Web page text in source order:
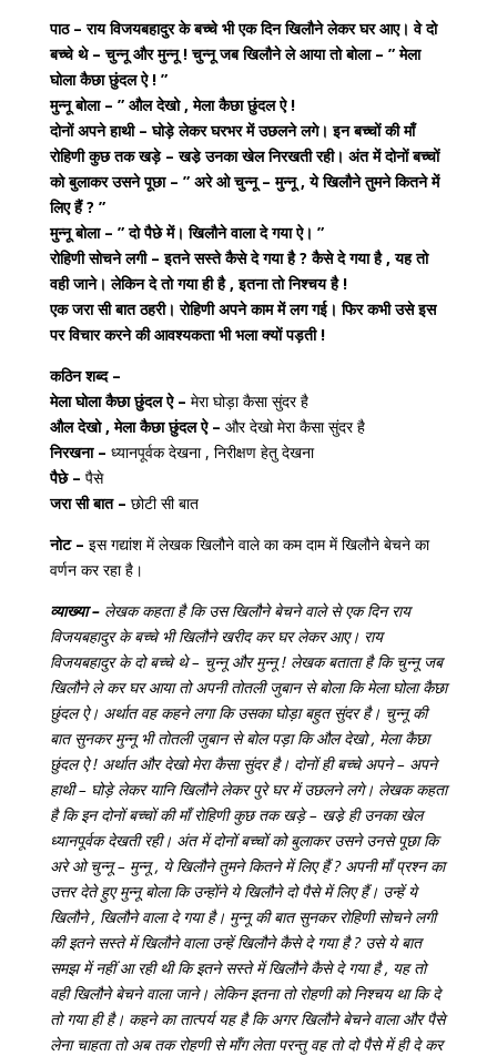
पाठ –राय विजयबहादुर के बच्चे भी एक दिन खिलौने लेकर घर आए। वे दो
बच्चे थे – चुन्नू और मुन्नू ! चुन्नू जब खिलौने ले आया तो बोला – ” मेला
घोला कैछा छुंदल ऐ ! ”
मुन्नू बोला – ” औल देखो , मेला कैछा छुंदल ऐ !
दोनों अपने हाथी – घोड़े लेकर घरभर में उछलने लगे। इन बच्चों की माँ
रोहिणी कुछ तक खड़े – खडे़ उनका खेल निरखती रही। अंत में दोनों बच्चों
को बुलाकर उसने पूछा – ” अरे ओ चुन्नू – मुन्नू , ये खिलौने तुमने कितने में
लिए हैं ? ”
मुन्नू बोला – ” दो पैछे में। खिलौने वाला दे गया ऐ। ”
रोहिणी सोचने लगी – इतने सस्ते कैसे दे गया है ? कैसे दे गया है , यह तो
वही जाने। लेकिन दे तो गया ही है , इतना तो निश्चय है !
एक जरा सी बात ठहरी। रोहिणी अपने काम में लग गई। फिर कभी उसे इस
पर विचार करने की आवश्यकता भी भला क्यों पड़ती !
कठिन शब्द –
मेला घोला कैछा छुंदल ऐ – मेरा घोड़ा कैसा सुंदर है
औल देखो , मेला कैछा छुंदल ऐ – और देखो मेरा कैसा सुंदर है
निरखना – ध्यानपूर्वक देखना , निरीक्षण हेतु देखना
पैछे – पैसे
जरा सी बात – छोटी सी बात
नोट – इस गद्यांश में लेखक खिलौने वाले का कम दाम में खिलौने बेचने का
वर्णन कर रहा है।
व्याख्या –लेखक कहता है कि उस खिलौने बेचने वाले से एक दिन राय
विजयबहादुर के बच्चे भी खिलौने खरीद कर घर लेकर आए। राय
विजयबहादुर के दो बच्चे थे – चुन्नू और मुन्नू ! लेखक बताता है कि चुन्नू जब
खिलौने ले कर घर आया तो अपनी तोतली जुबान से बोला कि मेला घोला कैछा
छुंदल ऐ। अर्थात वह कहने लगा कि उसका घोड़ा बहुत सुंदर है। चुन्नू की
बात सुनकर मुन्नू भी तोतली जुबान से बोल पड़ा कि औल देखो , मेला कैछा
छुंदल ऐ ! अर्थात और देखो मेरा कैसा सुंदर है। दोनों ही बच्चे अपने – अपने
हाथी – घोड़े लेकर यानि खिलौने लेकर पुरे घर में उछलने लगे। लेखक कहता
है कि इन दोनों बच्चों की माँ रोहिणी कुछ तक खड़े – खडे़ ही उनका खेल
ध्यानपूर्वक देखती रही। अंत में दोनों बच्चों को बुलाकर उसने उनसे पूछा कि
अरे ओ चुन्नू – मुन्नू , ये खिलौने तुमने कितने में लिए हैं ? अपनी माँ प्रश्न का
उत्तर देते हुए मुन्नू बोला कि उन्होंने ये खिलौने दो पैसे में लिए हैं। उन्हें ये
खिलौने , खिलौने वाला दे गया है। मुन्नू की बात सुनकर रोहिणी सोचने लगी
की इतने सस्ते में खिलौने वाला उन्हें खिलौने कैसे दे गया है ? उसे ये बात
समझ में नहीं आ रही थी कि इतने सस्ते में खिलौने कैसे दे गया है , यह तो
वही खिलौने बेचने वाला जाने। लेकिन इतना तो रोहणी को निश्चय था कि दे
तो गया ही है। कहने का तात्पर्य यह है कि अगर खिलौने बेचने वाला और पैसे
लेना चाहता तो अब तक रोहणी से माँग लेता परन्तु वह तो दो पैसे में ही दे कर